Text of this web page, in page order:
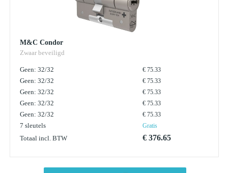
M&C Condor
Zwaar beveiligd
Geen: 32/32 € 75.33
Geen: 32/32 € 75.33
Geen: 32/32 € 75.33
Geen: 32/32 € 75.33
Geen: 32/32 € 75.33
7 sleutels Gratis
Totaal incl. BTW € 376.65